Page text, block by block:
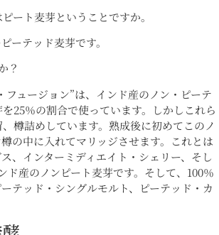
ート麦芽ということですか。
ーテッド麦芽です。
？
ュージョン”は、インド産のノン・ピーテ
25％の割合で使っています。しかしこれら
樽詰めしています。熟成後に初めてこのノ
の中に入れてマリッジさせます。これとは
、インターミディエイト・シェリー、そし
産のノンピート麦芽です。そして、100％
テッド・シングルモルト、ピーテッド・カ